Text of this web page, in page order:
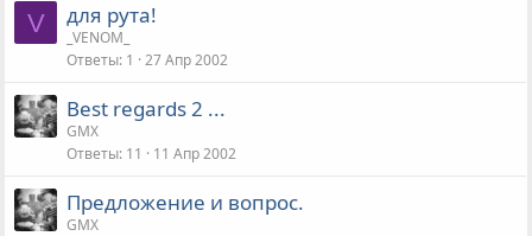
V для рута!
_VENOM_
Ответы 1 27 Апр 2002
Best regards 2 ...
GMX
Ответы 11 11 Апр 2002
Предложение и вопрос.
GMX